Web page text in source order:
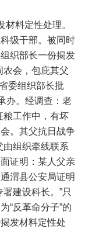
料定性处理。
级干部。被同时
织部长一份揭发
农会，包庇其父
委组织部长批
办。经调查：老
粮工作中，有坏
。其父抗日战争
由组织牵线联系
证明：某人父亲
渭县公安局证明
建设科长。”只
“反革命分子”的
发材料定性处